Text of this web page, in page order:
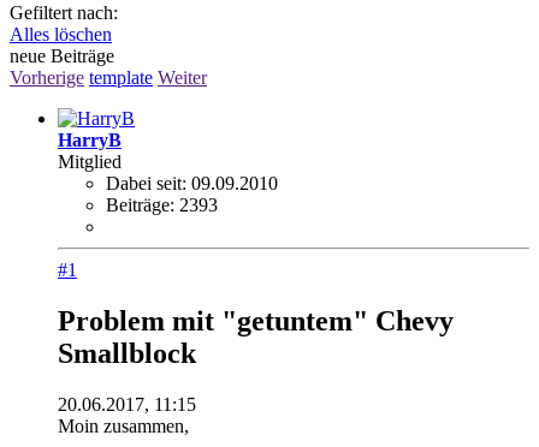
Gefiltert nach:
Alles löschen
neue Beiträge
Vorherige template Weiter
HarryB
Mitglied
Dabei seit: 09.09.2010
Beiträge: 2393
#1
Problem mit "getuntem" Chevy
Smallblock
20.06.2017, 11:15
Moin zusammen,